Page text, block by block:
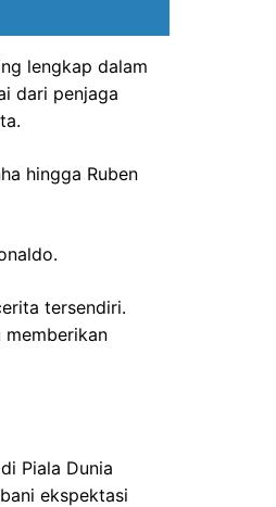
lengkap dalam
dari penjaga
hingga Ruben
tersendiri.
memberikan
Piala Dunia
ekspektasi